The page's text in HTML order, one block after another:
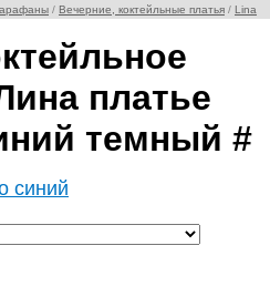
/ Вечерние, коктейльные платья / Lina
платье
темный #